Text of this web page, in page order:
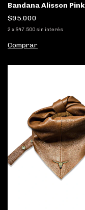
Bandana Alisson Pink
$95.000
2 x $47.500 sin interés
Comprar